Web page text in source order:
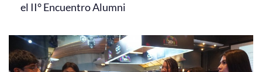
el II° Encuentro Alumni